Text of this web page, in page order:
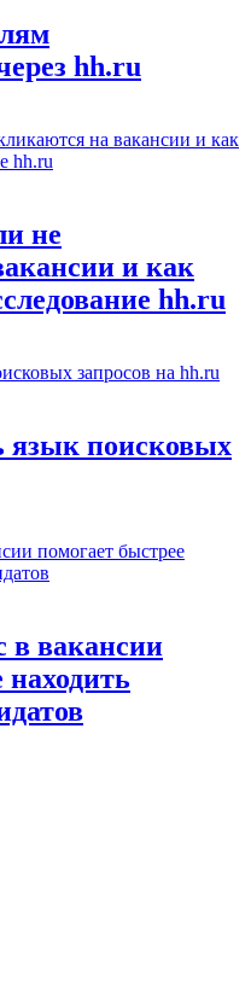
hh.ru
не
и как
hh.ru
язык поисковых
в вакансии
находить